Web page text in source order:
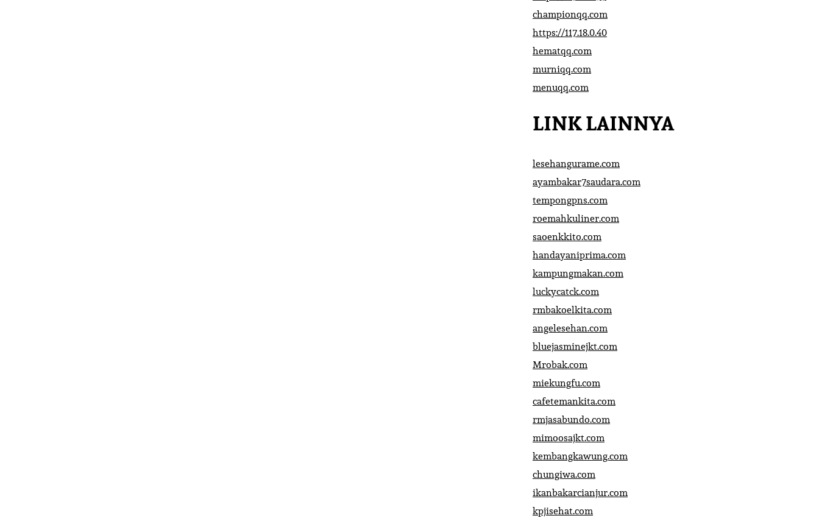
championqq.com
https://117.18.0.40
hematqq.com
murniqq.com
menuqq.com
LINK LAINNYA
lesehangurame.com
ayambakar7saudara.com
tempongpns.com
roemahkuliner.com
saoenkkito.com
handayaniprima.com
kampungmakan.com
luckycatck.com
rmbakoelkita.com
angelesehan.com
bluejasminejkt.com
Mrobak.com
miekungfu.com
cafetemankita.com
rmjasabundo.com
mimoosajkt.com
kembangkawung.com
chungiwa.com
ikanbakarcianjur.com
kpjisehat.com